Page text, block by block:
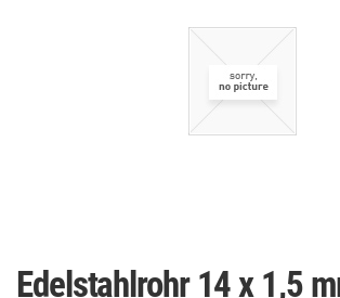
Edelstahlrohr 14 x 1,5